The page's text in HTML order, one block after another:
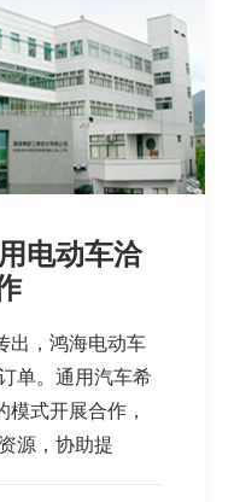
电动车洽
出，鸿海电动车
单。通用汽车希
模式开展合作，
源，协助提